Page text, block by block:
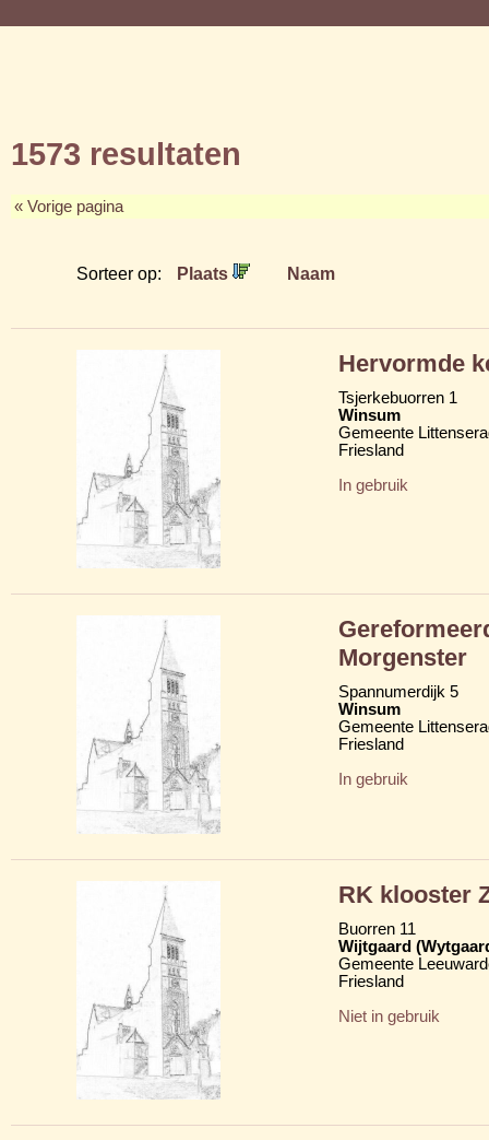
1573 resultaten
« Vorige pagina
Sorteer op: Plaats Naam
Hervormde
Tsjerkebuorren 1
Winsum
Gemeente
Friesland
In gebruik
Morgenster
Spannumerdijk 5
Winsum
Gemeente
Friesland
In gebruik
RK klooster
Buorren 11
Wijtgaard
Gemeente
Friesland
Niet in gebruik